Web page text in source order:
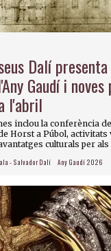
Dalí
Gaudí i
l'abril
inclou la conferència
Horst a Púbol, activitats
culturals per als
- Salvador Dalí Any Gaudí 2026